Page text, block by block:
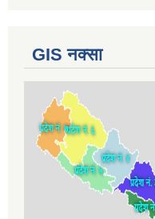
GIS नक्सा